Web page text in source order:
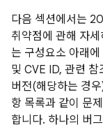
다음 섹션에서는
취약점에 관해 자
는 구성요소 아래
및 CVE ID, 관련 참
버전(해당하는 경
항 목록과 같이 문
합니다. 하나의 버